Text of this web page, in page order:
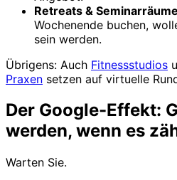
Retreats &
Wochenende buchen,
sein werden.
Übrigens: Auch Fitnessstudios
Praxen setzen auf virtuelle
Der Google-Effekt:
werden, wenn es
Warten Sie.